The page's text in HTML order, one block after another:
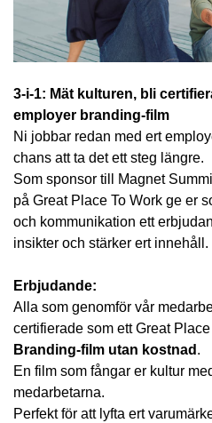
3-i-1: Mät kulturen, bli
employer branding-film
Ni jobbar redan med ert
chans att ta det ett steg längre.
Som sponsor till Magnet
på Great Place To Work ge er
och kommunikation ett
insikter och stärker ert innehåll.
Erbjudande:
Alla som genomför vår
certifierade som ett Great
Branding-film utan kostnad .
En film som fångar er kultur
medarbetarna.
Perfekt för att lyfta ert